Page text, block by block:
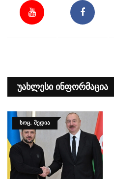
Უახლესი Ინფორმაცია
ᲡᲝᲪ. ᲛᲔᲓᲘᲐ